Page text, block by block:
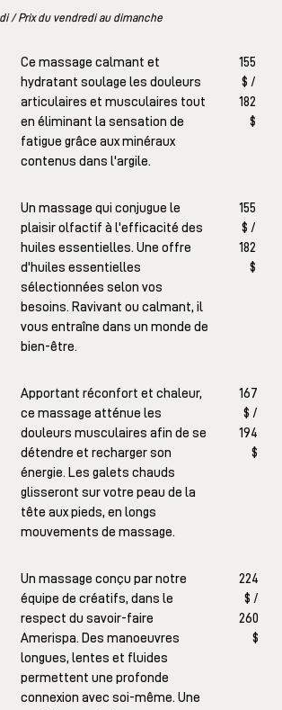
/ Prix du vendredi au dimanche
Ce massage calmant et
hydratant soulage les douleurs
articulaires et musculaires tout
en éliminant la sensation de
fatigue grâce aux minéraux
contenus dans l'argile.
155
$ /
182
$
Un massage qui conjugue le
plaisir olfactif à l'efficacité des
huiles essentielles. Une offre
d'huiles essentielles
sélectionnées selon vos
besoins. Ravivant ou calmant, il
vous entraîne dans un monde de
bien-être.
155
$ /
182
$
Apportant réconfort et chaleur,
ce massage atténue les
douleurs musculaires afin de se
détendre et recharger son
énergie. Les galets chauds
glisseront sur votre peau de la
tête aux pieds, en longs
mouvements de massage.
167
$ /
194
$
Un massage conçu par notre
équipe de créatifs, dans le
respect du savoir-faire
Amerispa. Des manoeuvres
longues, lentes et fluides
permettent une profonde
connexion avec soi-même. Une
224
$ /
260
$